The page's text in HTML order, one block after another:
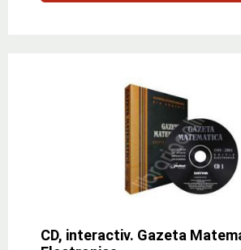
CD, interactiv. Gazeta